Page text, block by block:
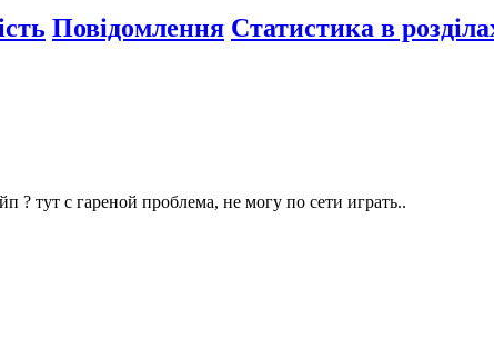
Повідомлення Статистика в
? тут с гареной проблема, не могу по сети играть..